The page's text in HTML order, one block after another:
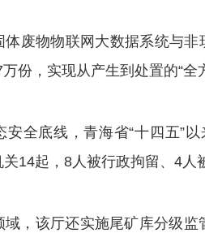
物物联网大数据系统与非
份，实现从产生到处置的“全
底线，青海省“十四五”以
14起，8人被行政拘留、4人
该厅还实施尾矿库分级监